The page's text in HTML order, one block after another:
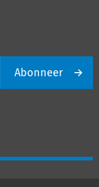
Abonneer